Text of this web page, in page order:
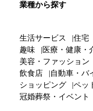
業種から探す
生活サービス 住宅
趣味
医療・健康・
美容・ファッション
飲食店
自動車・バ
ショッピング
ペッ
冠婚葬祭・イベント